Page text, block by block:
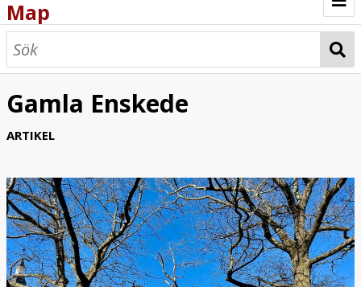
Map
Browse
Map
Gamla Enskede
ARTIKEL